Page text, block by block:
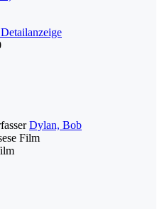
Dylan, Bob
Film